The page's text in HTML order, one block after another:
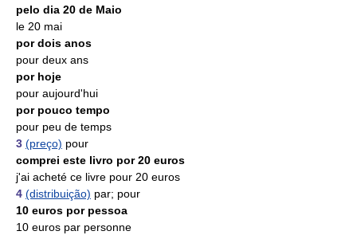
pelo dia 20 de Maio
le 20 mai
por dois anos
pour deux ans
por hoje
pour aujourd'hui
por pouco tempo
pour peu de temps
3 (preço) pour
comprei este livro por 20 euros
j'ai acheté ce livre pour 20 euros
4 (distribuição) par; pour
10 euros por pessoa
10 euros par personne